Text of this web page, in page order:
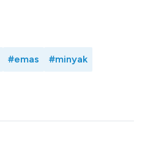
#emas #minyak